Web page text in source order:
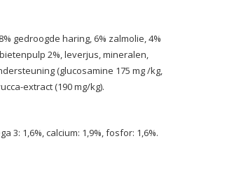
gedroogde haring, 6% zalmolie, 4%
2%, leverjus, mineralen,
(glucosamine 175 mg /kg,
extract (190 mg/kg).
3: 1,6%, calcium: 1,9%, fosfor: 1,6%.